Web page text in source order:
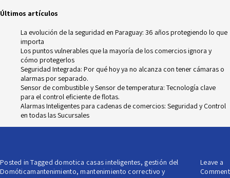
Últimos artículos
La evolución de la seguridad en Paraguay: 36 años protegiendo lo que
importa
Los puntos vulnerables que la mayoría de los comercios ignora y
cómo protegerlos
Seguridad Integrada: Por qué hoy ya no alcanza con tener cámaras o
alarmas por separado.
Sensor de combustible y Sensor de temperatura: Tecnología clave
para el control eficiente de flotas.
Alarmas Inteligentes para cadenas de comercios: Seguridad y Control
en todas las Sucursales
Posted in
Domótica
Tagged domotica casas inteligentes, gestión del
mantenimiento,mantenimiento correctivo y
Leave a
Comment